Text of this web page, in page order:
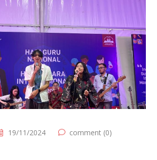
19/11/2024
comment (0)